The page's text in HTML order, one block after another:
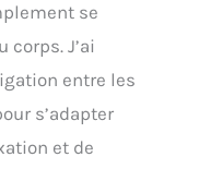
se
J’ai
entre les
s’adapter
et de